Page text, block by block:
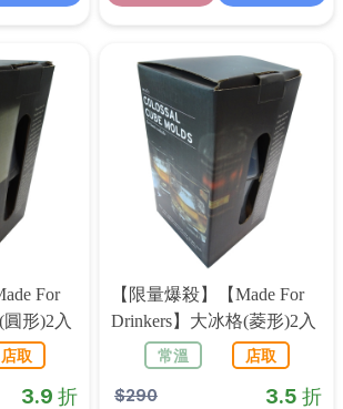
For
形)2入
店取
3.9 折
【限量爆殺】【Made For
Drinkers】大冰格(菱形)2入
常溫
店取
$290 3.5 折